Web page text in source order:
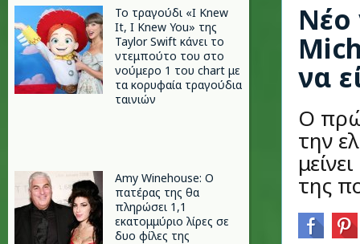
Το τραγούδι «I Knew
It, I Knew You» της
Taylor Swift κάνει το
ντεμπούτο του στο
νούμερο 1 του chart με
τα κορυφαία τραγούδια
ταινιών
Amy Winehouse: Ο
πατέρας της θα
πληρώσει 1,1
εκατομμύριο λίρες σε
δυο φίλες της
Νέο
να
Ο
την
της